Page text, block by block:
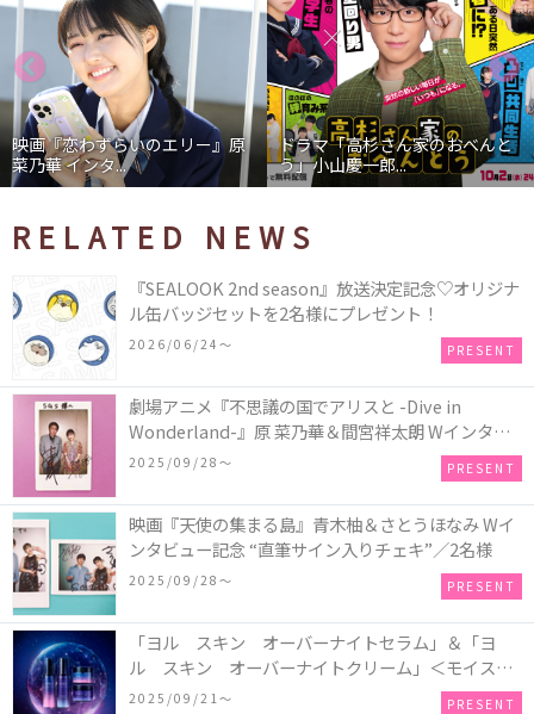
映画『恋わずらいのエリー』原
菜乃華 インタ...
ドラマ「高杉さん家のおべんと
う」小山慶一郎...
RELATED NEWS
『SEALOOK 2nd season』放送決定記念♡オリジナ
ル缶バッジセットを2名様にプレゼント！
2026/06/24〜 PRESENT
劇場アニメ『不思議の国でアリスと -Dive in
Wonderland-』原 菜乃華＆間宮祥太朗 Wインタビ
ュー記念 “直筆サイン入りチェキ”／1名様
2025/09/28〜 PRESENT
映画『天使の集まる島』青木柚＆さとうほなみ Wイ
ンタビュー記念 “直筆サイン入りチェキ”／2名様
2025/09/28〜 PRESENT
「ヨル スキン オーバーナイトセラム」＆「ヨ
ル スキン オーバーナイトクリーム」＜モイスト
セット＞＜クリア セット＞／各1名様・計2名様
2025/09/21〜 PRESENT